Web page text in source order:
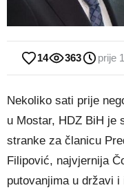
14 363 prije
Nekoliko sati prije
u Mostar, HDZ BiH je
stranke za članicu
Filipović, najvjernija
putovanjima u državi i